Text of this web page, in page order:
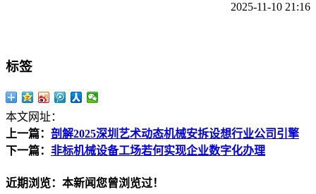
2025-11-10 21:16
标签
本文网址：
上一篇： 剖解2025深圳艺术动态机械安拆设想行业公司引擎
下一篇： 非标机械设备工场若何实现企业数字化办理
近期浏览：本新闻您曾浏览过！